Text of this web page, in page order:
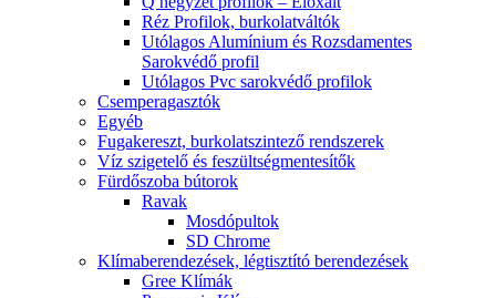
Réz Profilok, burkolatváltók
Utólagos Alumínium és Rozsdamentes
Sarokvédő profil
Utólagos Pvc sarokvédő profilok
Csemperagasztók
Egyéb
Fugakereszt, burkolatszintező rendszerek
Víz szigetelő és feszültségmentesítők
Fürdőszoba bútorok
Ravak
Mosdópultok
SD Chrome
Klímaberendezések, légtisztító berendezések
Gree Klímák